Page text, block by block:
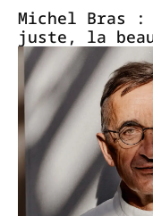
Michel Bras
juste, la